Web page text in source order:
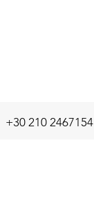
+30 210 2467154